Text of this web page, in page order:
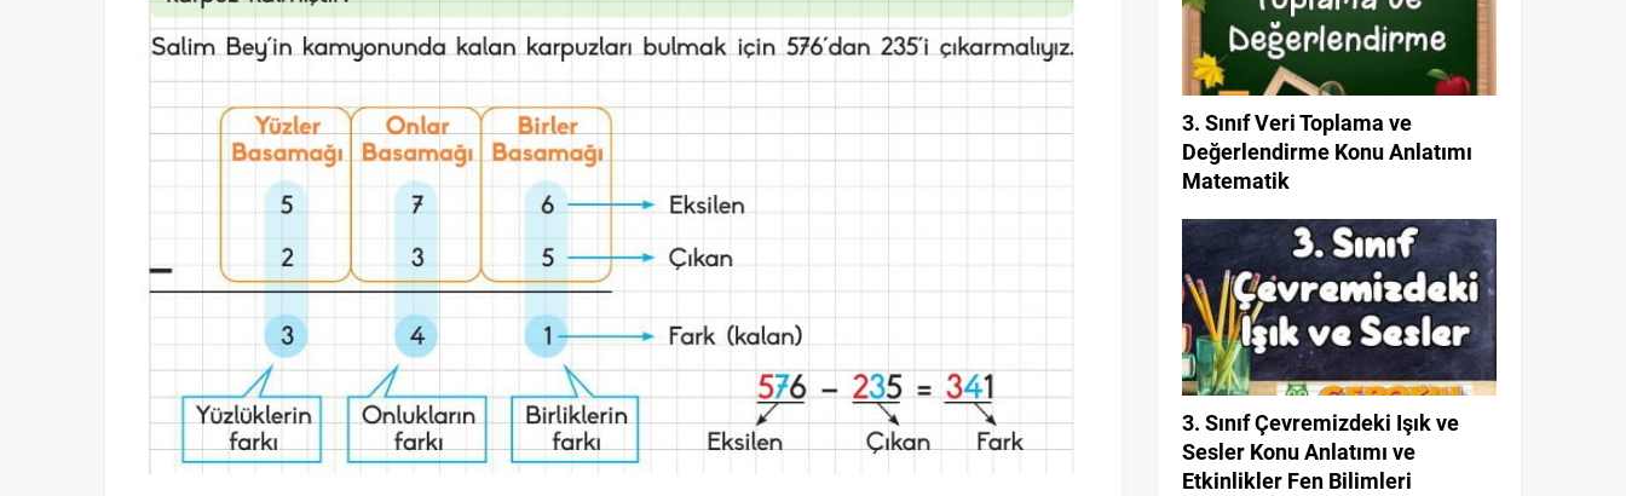
3. Sınıf Veri Toplama ve
Değerlendirme Konu Anlatımı
Matematik
3. Sınıf Çevremizdeki Işık ve
Sesler Konu Anlatımı ve
Etkinlikler Fen Bilimleri